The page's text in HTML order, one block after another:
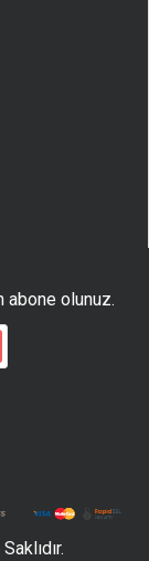
abone olunuz.